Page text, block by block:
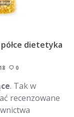
dietetyka
0
. Tak w
recenzowane